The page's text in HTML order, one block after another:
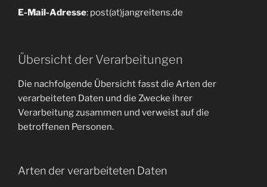
E-Mail-Adresse: post(at)jangreitens.de
Übersicht der Verarbeitungen
Die nachfolgende Übersicht fasst die Arten der
verarbeiteten Daten und die Zwecke ihrer
Verarbeitung zusammen und verweist auf die
betroffenen Personen.
Arten der verarbeiteten Daten